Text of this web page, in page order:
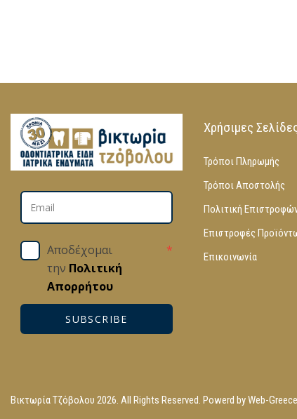
Αποδέχομαι
την Πολιτική
Απορρήτου
*
SUBSCRIBE
Χρήσιμες
Τρόποι Πληρωμής
Τρόποι Αποστολής
Πολιτική
Επιστροφές
Επικοινωνία
Βικτωρία Τζόβολου 2026. All Rights Reserved. Powerd byWeb-